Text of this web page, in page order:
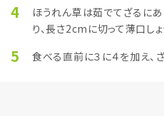
4
ほうれん草は茹でてざるに
り、長さ2cmに切って薄口し
5 食べる直前に３に４を加え、